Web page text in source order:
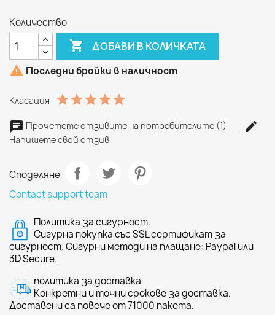
Количество
 ДОБАВИ В КОЛИЧКАТА
 Последни бройки в наличност
Класация
Прочетете отзивите на потребителите (1)
Напишете свой отзив
Споделяне
Contact support team
Политика за сигурност.
Сигурна покупка със SSL сертификат за
сигурност. Сигурни методи на плащане: Paypal или
3D Secure.
политика за доставка
Конкретни и точни срокове за доставка.
Доставени са повече от 71000 пакета.